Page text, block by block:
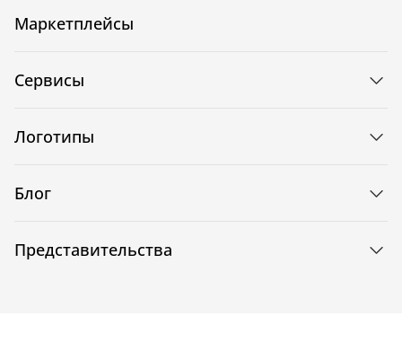
Маркетплейсы
Сервисы
Логотипы
Блог
Представительства